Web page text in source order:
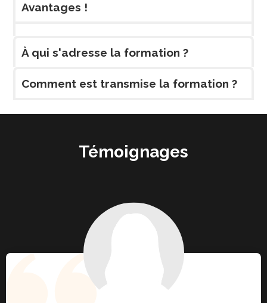
Avantages !
À qui s'adresse la formation ?
Comment est transmise la formation ?
Témoignages